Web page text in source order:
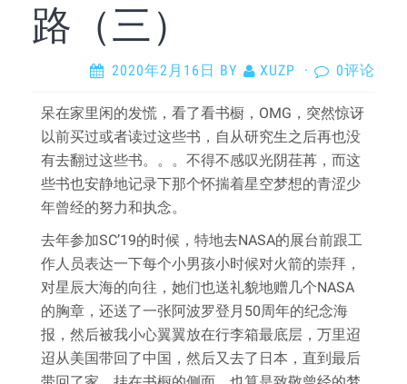
路（三）
2020年2月16日 BY XUZP · 0评论
呆在家里闲的发慌，看了看书橱，OMG，突然惊讶
以前买过或者读过这些书，自从研究生之后再也没
有去翻过这些书。。。不得不感叹光阴荏苒，而这
些书也安静地记录下那个怀揣着星空梦想的青涩少
年曾经的努力和执念。
去年参加SC’19的时候，特地去NASA的展台前跟工
作人员表达一下每个小男孩小时候对火箭的崇拜，
对星辰大海的向往，她们也送礼貌地赠几个NASA
的胸章，还送了一张阿波罗登月50周年的纪念海
报，然后被我小心翼翼放在行李箱最底层，万里迢
迢从美国带回了中国，然后又去了日本，直到最后